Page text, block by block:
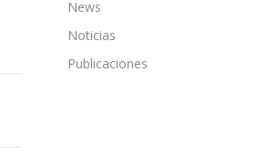
News
Noticias
Publicaciones